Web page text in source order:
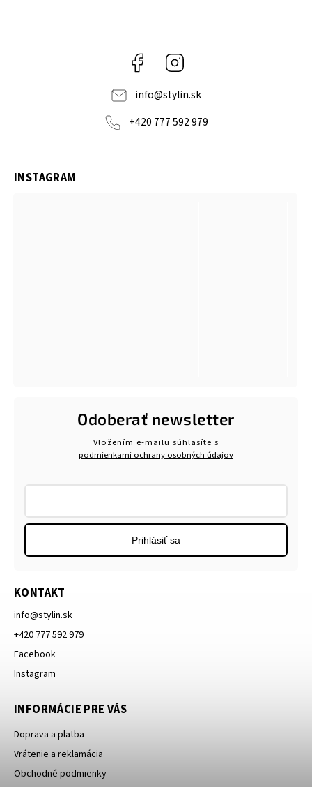
Facebook
info@stylin.sk
+420 777 592 979
KONTAKT
info@stylin.sk
+420 777 592 979
Facebook
Instagram
INFORMÁCIE PRE VÁS
Doprava a platba
Vrátenie a reklamácia
Obchodné podmienky
INSTAGRAM
Odoberať newsletter
Vložením e-mailu súhlasíte s
podmienkami ochrany osobných údajov
Prihlásiť sa